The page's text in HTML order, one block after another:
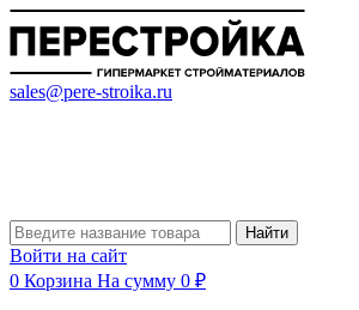
sales@pere-stroika.ru
Найти
Войти на сайт
0 Корзина На сумму 0 ₽